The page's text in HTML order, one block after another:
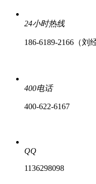
24小时热线
186-6189-2166（刘
400电话
400-622-6167
QQ
1136298098